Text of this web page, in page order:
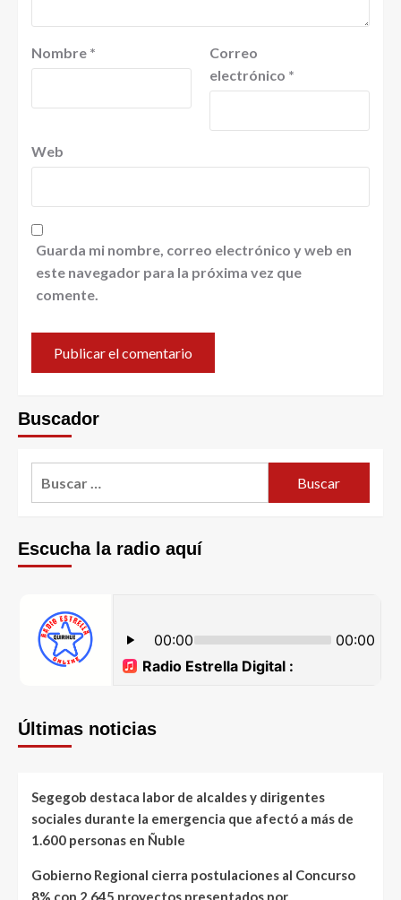
Nombre *
Correo
electrónico *
Web
Guarda mi nombre, correo electrónico y web en
este navegador para la próxima vez que
comente.
Buscador
Escucha la radio aquí
Últimas noticias
Segegob destaca labor de alcaldes y dirigentes
sociales durante la emergencia que afectó a más de
1.600 personas en Ñuble
Gobierno Regional cierra postulaciones al Concurso